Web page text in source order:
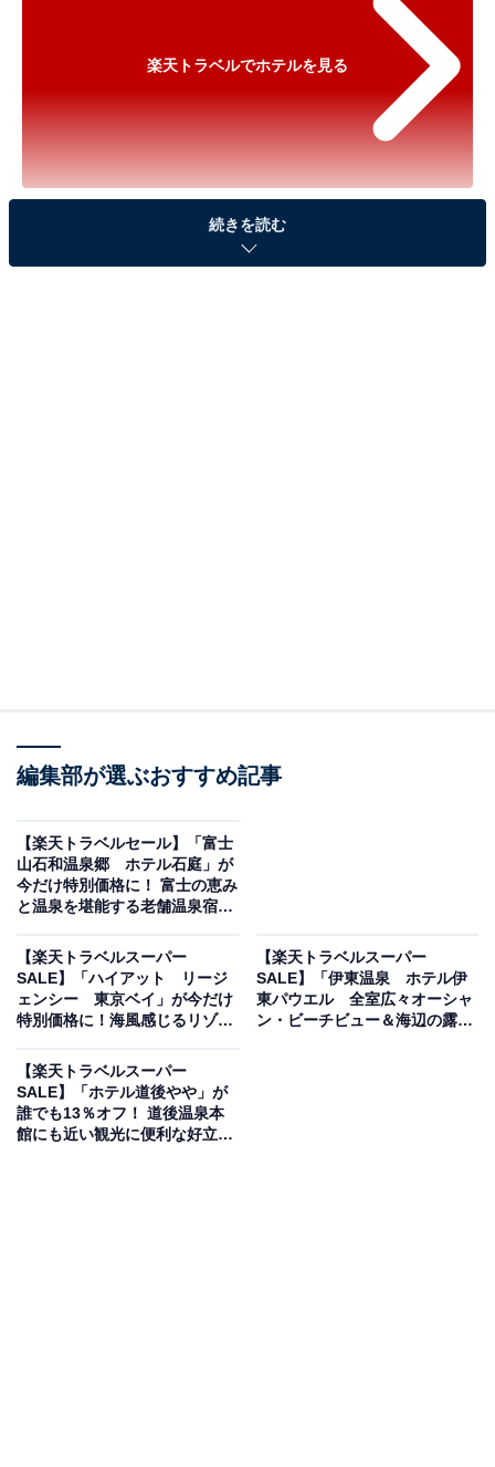
楽天トラベルでホテルを見る
※以下のセール情報は2025年12月10日21時現在のもの
です。料金の変更、満室の場合もあります。
画像出典：楽天トラベル
予約すると、実質40％オフで宿泊可能です。
楽天トラベルでホテルを見る
続きを読む
編集部が選ぶおすすめ記事
【楽天トラベルセール】「富士
山石和温泉郷 ホテル石庭」が
今だけ特別価格に！ 富士の恵み
と温泉を堪能する老舗温泉宿
【楽天トラベルスーパー
SALE】「ハイアット リージ
ェンシー 東京ベイ」が今だけ
特別価格に！海風感じるリゾー
日】
【楽天トラベルスーパー
SALE】「伊東温泉 ホテル伊
東パウエル 全室広々オーシャ
ン・ビーチビュー＆海辺の露天
【楽天トラベルスーパー
SALE】「ホテル道後やや」が
誰でも13％オフ！ 道後温泉本
館にも近い観光に便利な好立地